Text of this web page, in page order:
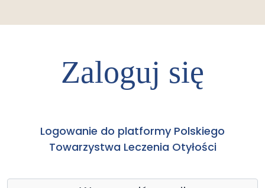
Zaloguj się
Logowanie do platformy Polskiego
Towarzystwa Leczenia Otyłości